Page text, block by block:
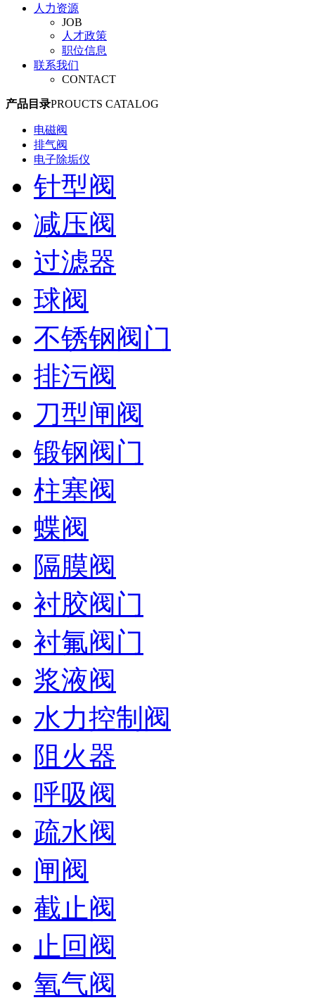
人力资源
JOB
人才政策
职位信息
联系我们
CONTACT
产品目录PROUCTS CATALOG
电磁阀
排气阀
电子除垢仪
针型阀
减压阀
过滤器
球阀
不锈钢阀门
排污阀
刀型闸阀
锻钢阀门
柱塞阀
蝶阀
隔膜阀
衬胶阀门
衬氟阀门
浆液阀
水力控制阀
阻火器
呼吸阀
疏水阀
闸阀
截止阀
止回阀
氧气阀